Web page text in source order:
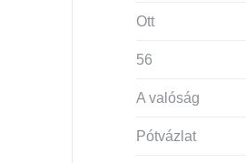
Ott
56
A valóság
Pótvázlat